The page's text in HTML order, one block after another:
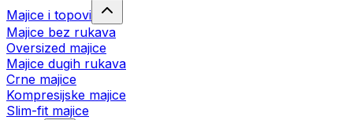
Majice i topovi
Majice bez rukava
Oversized majice
Majice dugih rukava
Crne majice
Kompresijske majice
Slim-fit majice